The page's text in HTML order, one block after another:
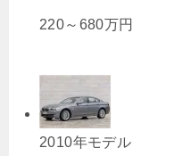
220～ 680万円
2010年モデル